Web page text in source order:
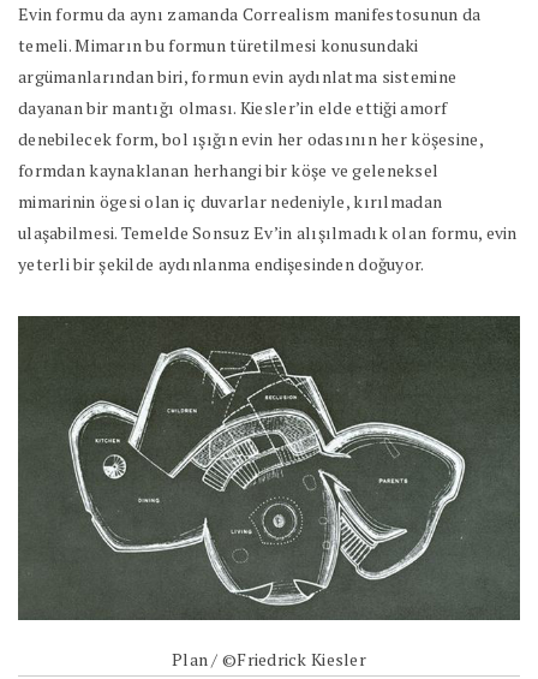
Evin formu da aynı zamanda Correalism manifestosunun da
temeli. Mimarın bu formun türetilmesi konusundaki
argümanlarından biri, formun evin aydınlatma sistemine
dayanan bir mantığı olması. Kiesler’in elde ettiği amorf
denebilecek form, bol ışığın evin her odasının her köşesine,
formdan kaynaklanan herhangi bir köşe ve geleneksel
mimarinin ögesi olan iç duvarlar nedeniyle, kırılmadan
ulaşabilmesi. Temelde Sonsuz Ev’in alışılmadık olan formu, evin
yeterli bir şekilde aydınlanma endişesinden doğuyor.
Plan / ©Friedrick Kiesler